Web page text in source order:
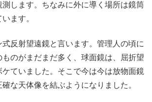
測します。ちなみに外に導く場所は鏡筒
ます。
式反射望遠鏡と言います。管理人の頃に
のがまだまだ多く、球面鏡は、屈折望
ていました。そこで今は今は放物面鏡
な天体像を結ぶようになりました。